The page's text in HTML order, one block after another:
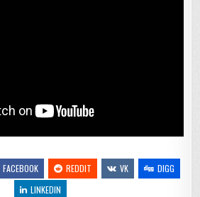
FACEBOOK REDDIT VK
DIGG
LINKEDIN